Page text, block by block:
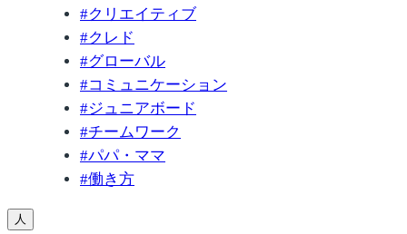
#クリエイティブ
#クレド
#グローバル
#コミュニケーション
#ジュニアボード
#チームワーク
#パパ・ママ
#働き方
人